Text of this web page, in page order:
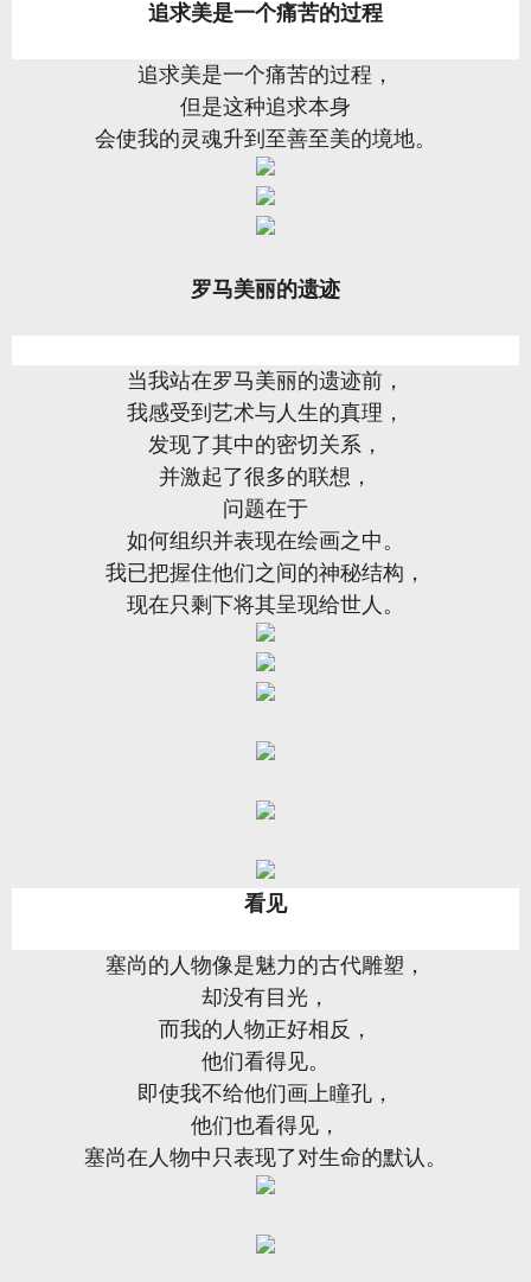
追求美是一个痛苦的过程
追求美是一个痛苦的过程，
但是这种追求本身
会使我的灵魂升到至善至美的境地。
罗马美丽的遗迹
当我站在罗马美丽的遗迹前，
我感受到艺术与人生的真理，
发现了其中的密切关系，
并激起了很多的联想，
问题在于
如何组织并表现在绘画之中。
我已把握住他们之间的神秘结构，
现在只剩下将其呈现给世人。
看见
塞尚的人物像是魅力的古代雕塑，
却没有目光，
而我的人物正好相反，
他们看得见。
即使我不给他们画上瞳孔，
他们也看得见，
塞尚在人物中只表现了对生命的默认。